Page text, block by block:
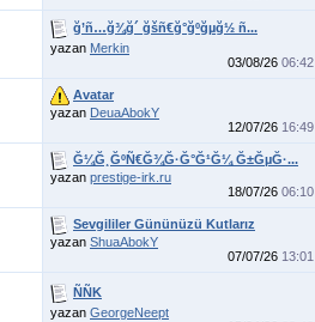
ğ’ñ…ğ¾ğ´ ğšñ€ğ°ğºğµğ½ ñ...
yazan Merkin
03/08/26 06:42
Avatar
yazan DeuaAbokY
12/07/26 16:49
Ğ¼Ğ¸ĞºÑ€Ğ¾Ğ·Ğ°Ğ¹Ğ¼ Ğ±ĞµĞ·...
yazan prestige-irk.ru
18/07/26 06:10
Sevgililer Gününüzü Kutlarız
yazan ShuaAbokY
07/07/26 13:01
ÑÑK
yazan GeorgeNeept